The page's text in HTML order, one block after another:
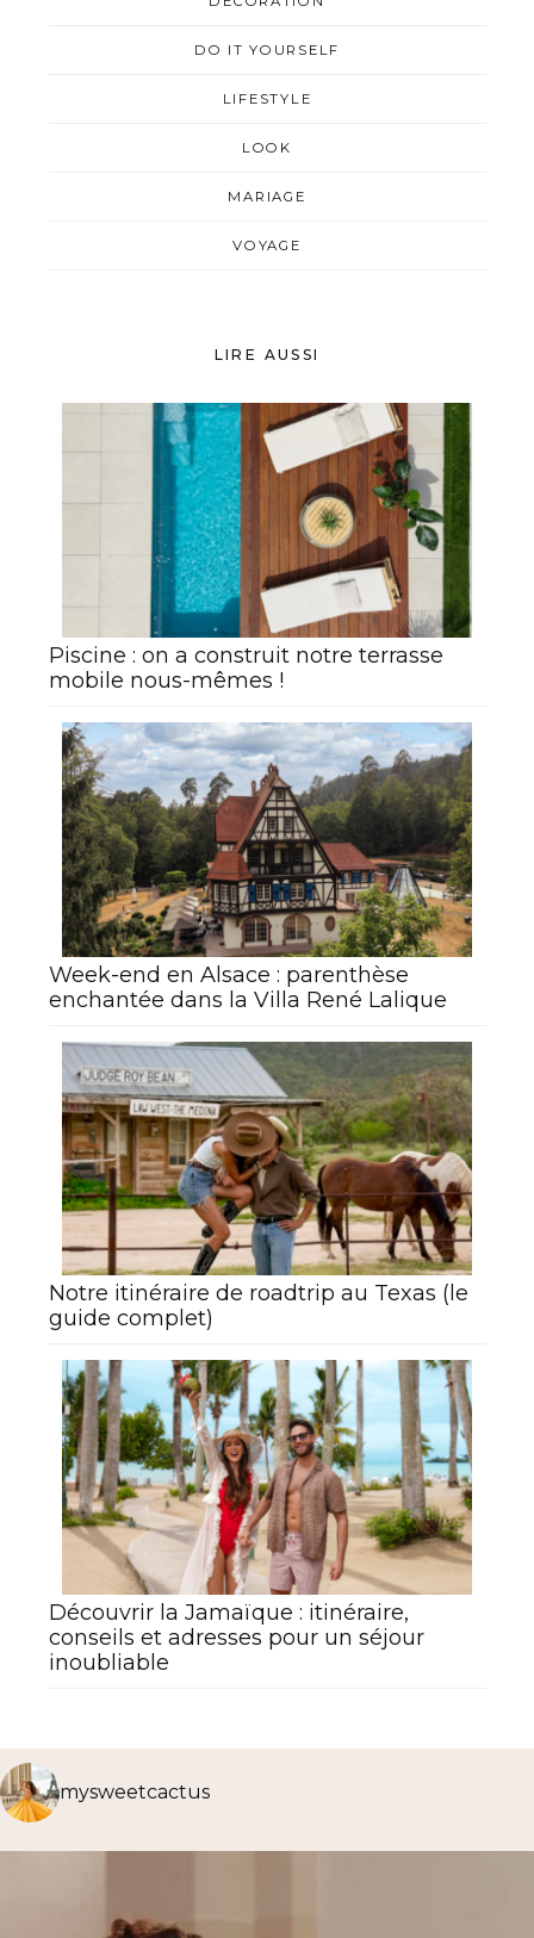
DO IT YOURSELF
LIFESTYLE
LOOK
MARIAGE
VOYAGE
LIRE AUSSI
Piscine : on a construit notre terrasse
mobile nous-mêmes !
Week-end en Alsace : parenthèse
enchantée dans la Villa René Lalique
Notre itinéraire de roadtrip au Texas (le
guide complet)
Découvrir la Jamaïque : itinéraire,
conseils et adresses pour un séjour
inoubliable
mysweetcactus